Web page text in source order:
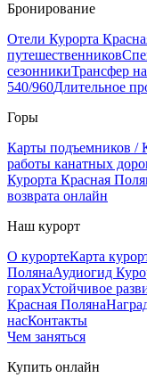
Бронирование
Отели Курорта
путешественников
сезонникиТрансфер
540/960Длительное
Горы
Карты подъемников /
работы канатных
Курорта Красная
возврата онлайн
Наш курорт
О курортеКарта
ПолянаАудиогид
горахУстойчивое
Красная Поляна
насКонтакты
Чем заняться
Купить онлайн